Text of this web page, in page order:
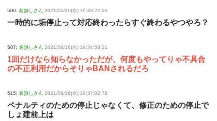
500: 名無しさん 2021/06/16(水) 19:33:22.29
一時的に垢停止って対応終わったらすぐ終わるやつやろ？
507: 名無しさん 2021/06/16(水) 19:34:58.21
1回だけなら知らなかっただが、何度もやってりゃ不具合
の不正利用だからそりゃBANされるだろ
515: 名無しさん 2021/06/16(水) 19:37:02.78
ペナルティのための停止じゃなくて、修正のための停止で
しょ建前上は